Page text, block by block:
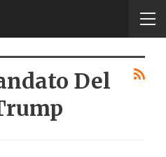
Del